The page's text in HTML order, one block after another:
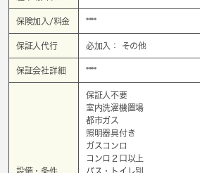
保険加入/料金 ****
保証人代行 必加入： その他
保証会社詳細 ****
設備・条件
保証人不要
室内洗濯機置場
都市ガス
照明器具付き
ガスコンロ
コンロ２口以上
バス・トイレ別